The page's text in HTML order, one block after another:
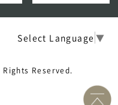
Select Language ▼
Rights Reserved.